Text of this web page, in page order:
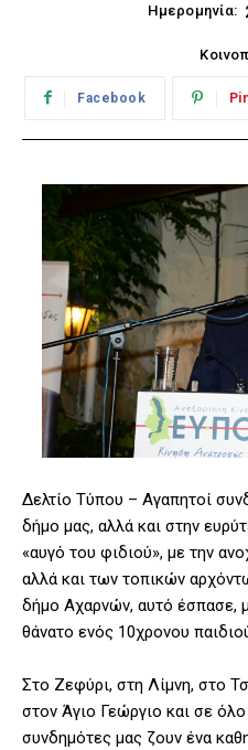
Ημερομηνία:
Facebook
Δελτίο Τύπου – Αγαπητοί
δήμο μας, αλλά και στην
«αυγό του φιδιού», με την
αλλά και των τοπικών
δήμο Αχαρνών, αυτό έσπασε,
θάνατο ενός 10χρονου
Στο Ζεφύρι, στη Λίμνη, στο
στον Άγιο Γεώργιο και σε
συνδημότες μας ζουν ένα